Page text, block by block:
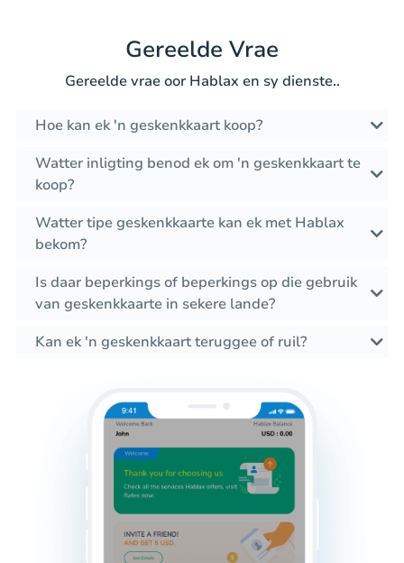
Gereelde Vrae
Gereelde vrae oor Hablax en sy dienste..
Hoe kan ek 'n geskenkkaart koop?
Watter inligting benod ek om 'n geskenkkaart te
koop?
Watter tipe geskenkkaarte kan ek met Hablax
bekom?
Is daar beperkings of beperkings op die gebruik
van geskenkkaarte in sekere lande?
Kan ek 'n geskenkkaart teruggee of ruil?